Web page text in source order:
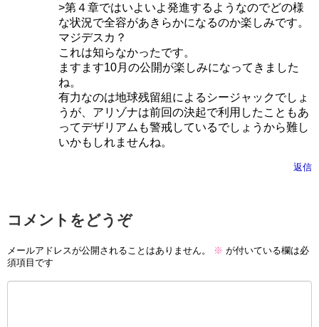
>第４章ではいよいよ発進するようなのでどの様
な状況で全容があきらかになるのか楽しみです。
マジデスカ？
これは知らなかったです。
ますます10月の公開が楽しみになってきました
ね。
有力なのは地球残留組によるシージャックでしょ
うが、アリゾナは前回の決起で利用したこともあ
ってデザリアムも警戒しているでしょうから難し
いかもしれませんね。
返信
コメントをどうぞ
メールアドレスが公開されることはありません。 ※ が付いている欄は必
須項目です